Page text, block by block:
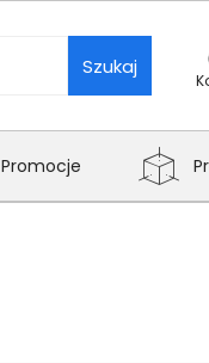
Szukaj
Promocje